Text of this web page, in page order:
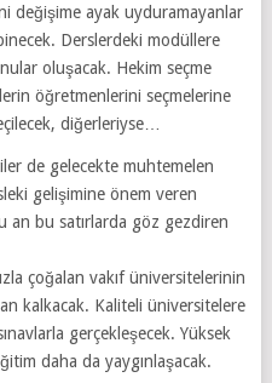
değişime ayak uyduramayanlar
Derslerdeki modüllere
oluşacak. Hekim seçme
öğretmenlerini seçmelerine
diğerleriyse…
de gelecekte muhtemelen
gelişimine önem veren
bu satırlarda göz gezdiren
çoğalan vakıf üniversitelerinin
kalkacak. Kaliteli üniversitelere
gerçekleşecek. Yüksek
daha da yaygınlaşacak.